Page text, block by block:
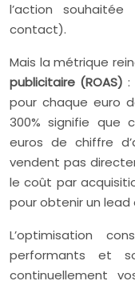
l’action
contact).
Mais la métrique
publicitaire (ROAS) :
pour chaque euro
300% signifie que
euros de chiffre
vendent pas
le coût par
pour obtenir un lead
L’optimisation
performants et
continuellement